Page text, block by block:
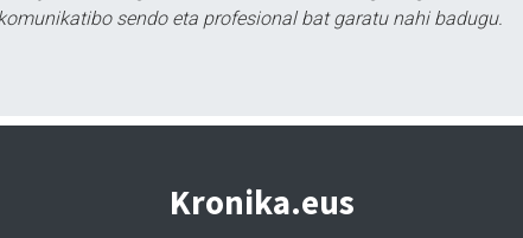
sendo eta profesional bat garatu nahi badugu.
Kronika.eus